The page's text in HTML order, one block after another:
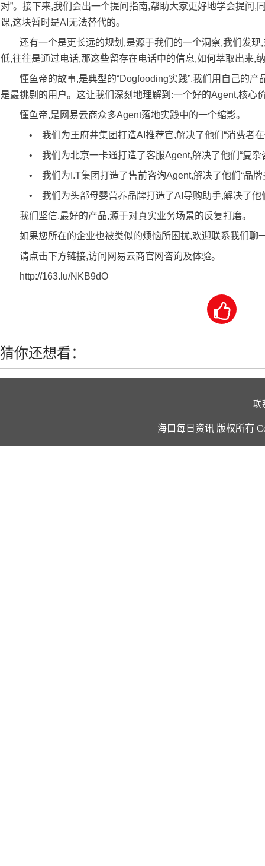
对”。接下来,我们会出一个提问指南,帮助大家更好地学会提问
课,这块暂时是AI无法替代的。
还有一个是更长远的规划,是源于我们的一个洞察,我们发
低,往往是通过电话,那这些留存在电话中的信息,如何萃取出来,
懂鱼帝的故事,是典型的“Dogfooding实践”,我们用自己的
是最挑剔的用户。这让我们深刻地理解到:一个好的Agent,核心
懂鱼帝,是网易云商众多Agent落地实践中的一个缩影。
• 我们为王府井集团打造AI推荐官,解决了他们“消费者
• 我们为北京一卡通打造了客服Agent,解决了他们“复
• 我们为I.T集团打造了售前咨询Agent,解决了他们“品
• 我们为头部母婴营养品牌打造了AI导购助手,解决了他
我们坚信,最好的产品,源于对真实业务场景的反复打磨。
如果您所在的企业也被类似的烦恼所困扰,欢迎联系我们聊
请点击下方链接,访问网易云商官网咨询及体验。
http://163.lu/NKB9dO

猜你还想看：
联
海口每日资讯 版权所有